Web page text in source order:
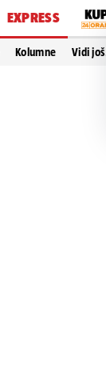
EXPRESS
Kolumne Vidi